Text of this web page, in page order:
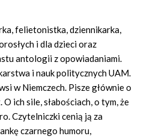
felietonistka, dziennikarka,
i dla dzieci oraz
antologii z opowiadaniami.
i nauk politycznych UAM.
w Niemczech. Pisze głównie o
ich sile, słabościach, o tym, że
Czytelniczki cenią ją za
czarnego humoru,